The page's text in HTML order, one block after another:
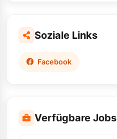
Soziale Links
Facebook
Verfügbare Jobs